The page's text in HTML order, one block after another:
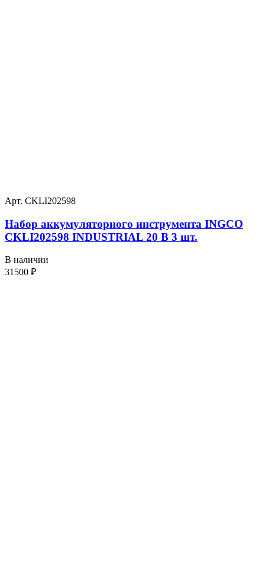
Арт. CKLI202598
Набор аккумуляторного инструмента INGCO
CKLI202598 INDUSTRIAL 20 В 3 шт.
В наличии
31500 ₽